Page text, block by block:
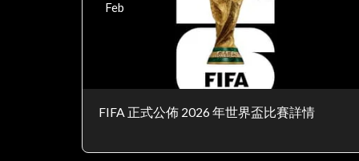
Feb
FIFA 正式公佈 2026 年世界盃比賽詳情